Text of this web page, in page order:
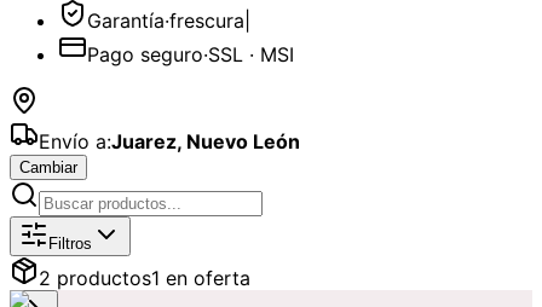
Garantía·frescura
Pago seguro·SSL · MSI
Envío a:Juarez, Nuevo León
Cambiar
Catálogo deOlvidé la fecha
Filtros
2 productos1 en oferta